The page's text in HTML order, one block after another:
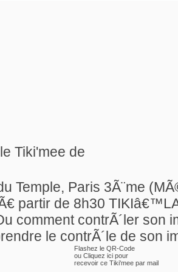
Tiki'mee de
Temple, Paris 3Ã¨me
partir de 8h30
comment contrÃ´ler son
le contrÃ´le de son
Flashez le QR-Code
ouCliquez ici pour
recevoir ce Tiki'mee par mail